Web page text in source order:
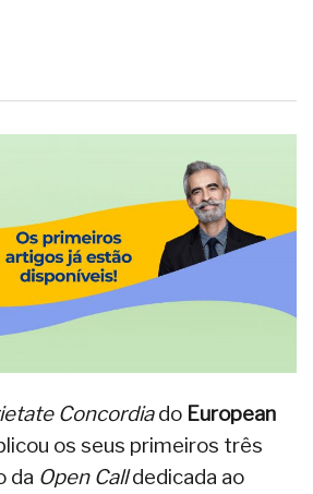
Concordiado European
os seus primeiros três
da Open Calldedicada ao